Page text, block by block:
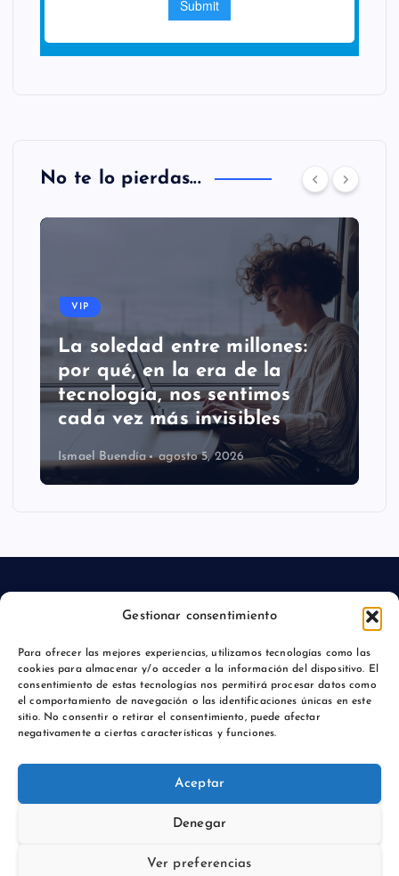
Gestionar consentimiento
Para ofrecer las mejores experiencias, utilizamos tecnologías como las
cookies para almacenar y/o acceder a la información del dispositivo. El
consentimiento de estas tecnologías nos permitirá procesar datos como
el comportamiento de navegación o las identificaciones únicas en este
sitio. No consentir o retirar el consentimiento, puede afectar
negativamente a ciertas características y funciones.
Aceptar
Denegar
Ver preferencias
No te lo pierdas...
VIP
La soledad entre millones:
por qué, en la era de la
tecnología, nos sentimos
cada vez más invisibles
Ismael Buendía agosto 5, 2026
Política de privacidad
Desert Themes